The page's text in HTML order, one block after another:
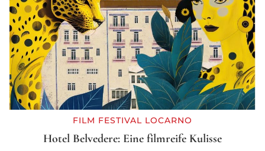
FILM FESTIVAL LOCARNO
Hotel Belvedere: Eine filmreife Kulisse